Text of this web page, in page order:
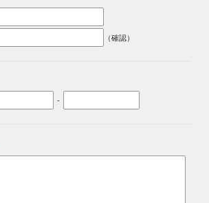
（確認）
-